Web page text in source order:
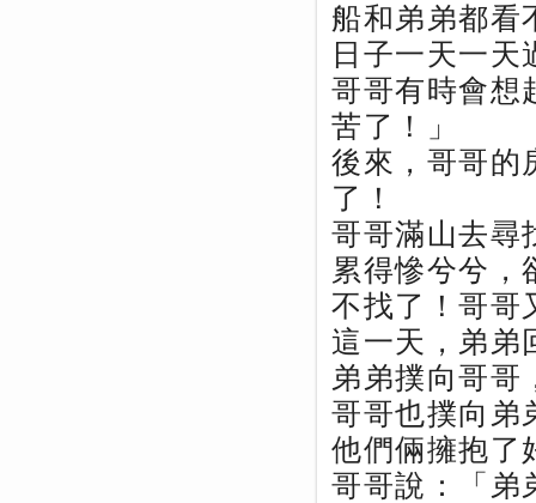
船和弟弟都看
日子一天一天
哥哥有時會想
苦了！」
後來，哥哥的
了！
哥哥滿山去尋
累得慘兮兮，
不找了！哥哥
這一天，弟弟
弟弟撲向哥哥
哥哥也撲向弟
他們倆擁抱了
哥哥說：「弟